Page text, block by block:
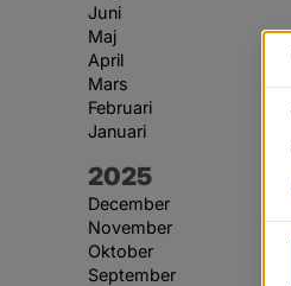
Juni
Maj
April
Mars
Februari
Januari
År:
2025
December
November
Oktober
September